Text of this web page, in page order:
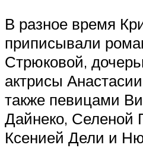
В разное время
приписывали
Стрюковой,
актрисы
также певицами
Дайнеко, Селеной
Ксенией Дели и